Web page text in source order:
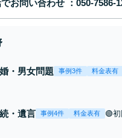
お問い合わせ
・男女問題 事例3件 料金表有
・遺言 事例4件 料金表有
🟢